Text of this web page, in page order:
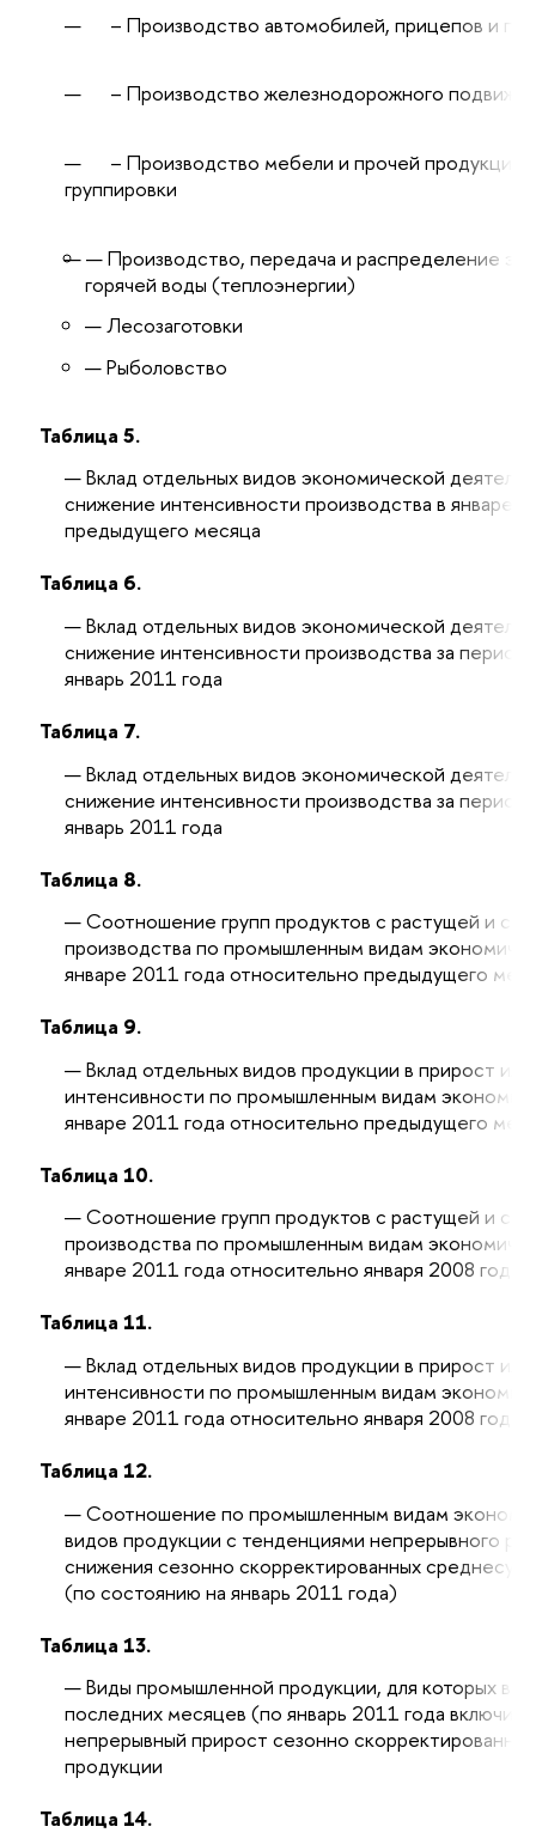
– Производство автомобилей, прицепов и
– Производство железнодорожного
– Производство мебели и прочей продукции,
группировки
Производство, передача и распределение
горячей воды (теплоэнергии)
Лесозаготовки
Рыболовство
Таблица 5.
Вклад отдельных видов экономической
снижение интенсивности производства в январе
предыдущего месяца
Таблица 6.
Вклад отдельных видов экономической
снижение интенсивности производства за период
январь 2011 года
Таблица 7.
Вклад отдельных видов экономической
снижение интенсивности производства за период
январь 2011 года
Таблица 8.
Соотношение групп продуктов с растущей и
производства по промышленным видам
январе 2011 года относительно предыдущего
Таблица 9.
Вклад отдельных видов продукции в прирост
интенсивности по промышленным видам
январе 2011 года относительно предыдущего
Таблица 10.
Соотношение групп продуктов с растущей и
производства по промышленным видам
январе 2011 года относительно января 2008 года
Таблица 11.
Вклад отдельных видов продукции в прирост
интенсивности по промышленным видам
январе 2011 года относительно января 2008 года
Таблица 12.
Соотношение по промышленным видам
видов продукции с тенденциями непрерывного
снижения сезонно скорректированных
(по состоянию на январь 2011 года)
Таблица 13.
Виды промышленной продукции, для которых в
последних месяцев (по январь 2011 года
непрерывный прирост сезонно
продукции
Таблица 14.